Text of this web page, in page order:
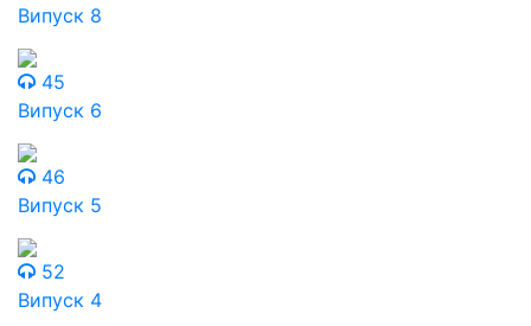
Випуск 8
45
Випуск 6
46
Випуск 5
52
Випуск 4